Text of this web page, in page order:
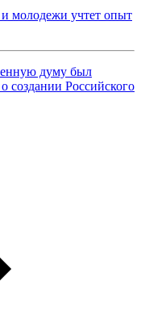
молодежи учтет опыт
думу был
создании Российского